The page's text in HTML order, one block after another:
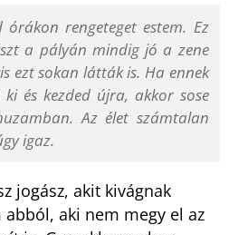
órákon rengeteget estem. Ez
a pályán mindig jó a zene
ezt sokan látták is. Ha ennek
és kezded újra, akkor sose
Az élet számtalan
igaz.
jogász, akit kivágnak
aki nem megy el az